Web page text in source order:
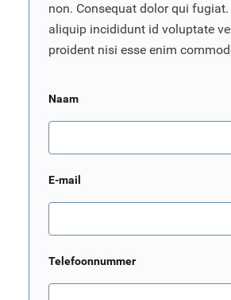
non. Consequat dolor qui fugiat.
aliquip incididunt id voluptate
proident nisi esse enim
Naam
E-mail
Telefoonnummer